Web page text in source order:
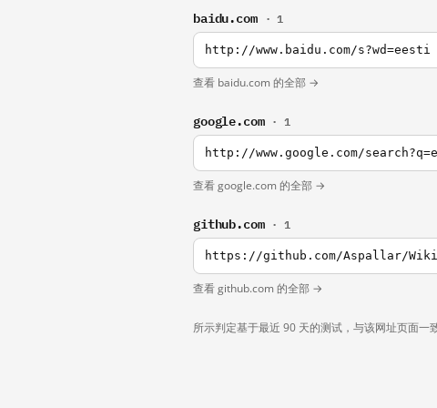
baidu.com · 1
http://www.baidu.com/s?wd=eesti
查看 baidu.com 的全部 →
google.com · 1
http://www.google.com/
查看 google.com 的全部 →
github.com · 1
https://github.com/Aspallar/
查看 github.com 的全部 →
所示判定基于最近 90 天的测试，与该网址页面一致